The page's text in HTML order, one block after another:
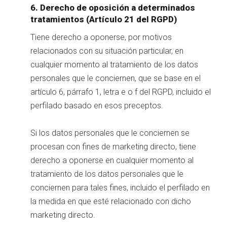
6. Derecho de oposición a determinados
tratamientos (Artículo 21 del RGPD)
Tiene derecho a oponerse, por motivos
relacionados con su situación particular, en
cualquier momento al tratamiento de los datos
personales que le conciernen, que se base en el
artículo 6, párrafo 1, letra e o f del RGPD, incluido el
perfilado basado en esos preceptos.
Si los datos personales que le conciernen se
procesan con fines de marketing directo, tiene
derecho a oponerse en cualquier momento al
tratamiento de los datos personales que le
conciernen para tales fines, incluido el perfilado en
la medida en que esté relacionado con dicho
marketing directo.